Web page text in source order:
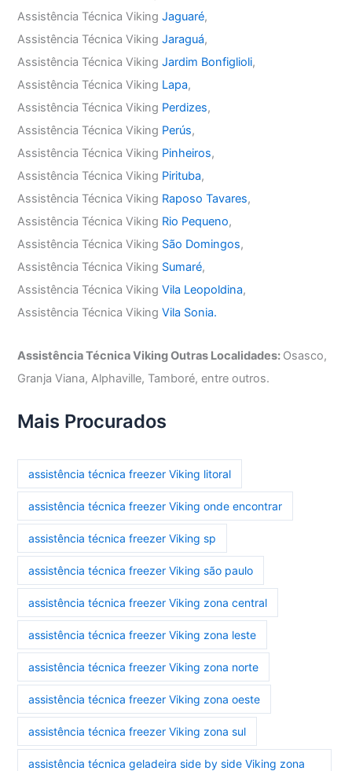
Assistência Técnica VikingJaguaré,
Assistência Técnica VikingJaraguá,
Assistência Técnica VikingJardim Bonfiglioli,
Assistência Técnica Viking Lapa,
Assistência Técnica Viking Perdizes,
Assistência Técnica Viking Perús,
Assistência Técnica Viking Pinheiros,
Assistência Técnica Viking Pirituba,
Assistência Técnica Viking Raposo Tavares,
Assistência Técnica Viking Rio Pequeno,
Assistência Técnica Viking São Domingos,
Assistência Técnica Viking Sumaré,
Assistência Técnica VikingVila Leopoldina,
Assistência Técnica VikingVila Sonia.
Assistência Técnica Viking Outras Localidades: Osasco,
Granja Viana, Alphaville, Tamboré, entre outros.
Mais Procurados
assistência técnica freezer Viking litoral
assistência técnica freezer Viking onde encontrar
assistência técnica freezer Viking sp
assistência técnica freezer Viking são paulo
assistência técnica freezer Viking zona central
assistência técnica freezer Viking zona leste
assistência técnica freezer Viking zona norte
assistência técnica freezer Viking zona oeste
assistência técnica freezer Viking zona sul
assistência técnica geladeira side by side Viking zona